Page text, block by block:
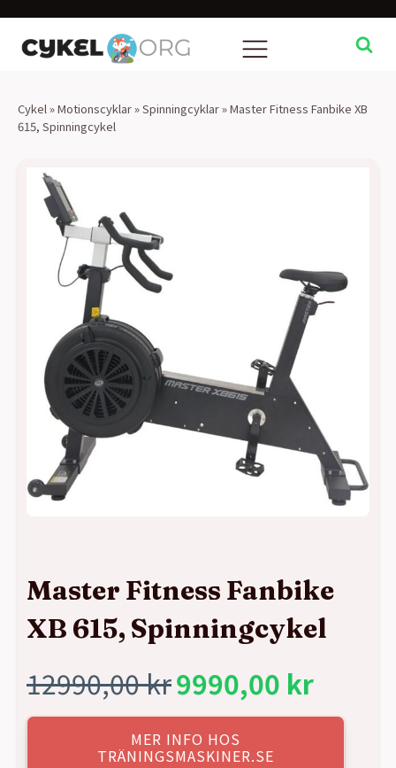
Cykel »Motionscyklar»Spinningcyklar»Master Fitness Fanbike XB
615, Spinningcykel
Master Fitness Fanbike
XB 615, Spinningcykel
12990,00kr
Det
ursprungliga
9990,00 kr
Det
nuvarandeMER INFO HOS
TRÄNINGSMASKINER.SE